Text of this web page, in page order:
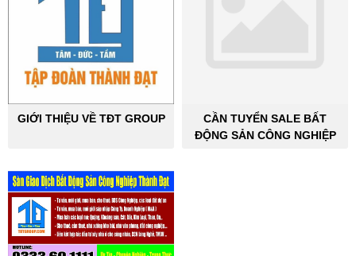
GIỚI THIỆU VỀ TĐT GROUP
CẦN TUYỂN SALE BẤT
ĐỘNG SẢN CÔNG NGHIỆP